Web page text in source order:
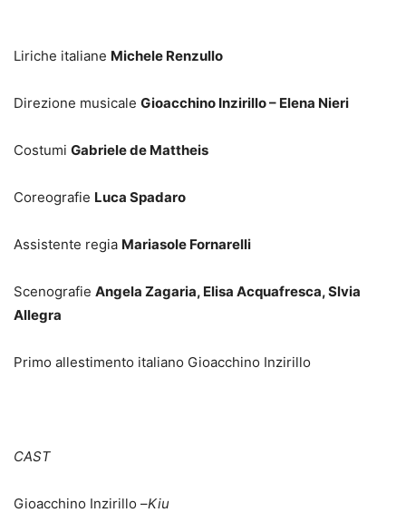
Liriche italiane Michele Renzullo
Direzione musicale Gioacchino Inzirillo – Elena Nieri
Costumi Gabriele de Mattheis
Coreografie Luca Spadaro
Assistente regia Mariasole Fornarelli
Scenografie Angela Zagaria, Elisa Acquafresca, Slvia
Allegra
Primo allestimento italiano Gioacchino Inzirillo
CAST
Gioacchino Inzirillo –Kiu